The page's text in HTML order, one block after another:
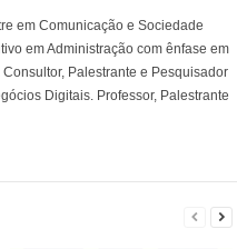
em Comunicação e Sociedade
em Administração com ênfase em
Palestrante e Pesquisador
Digitais. Professor, Palestrante